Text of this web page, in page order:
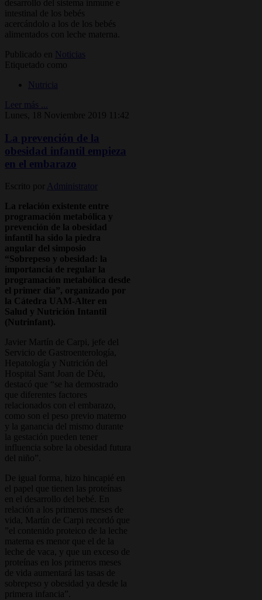
desarrollo del sistema inmune e
intestinal de los bebés
acercándolo a los de los bebés
alimentados con leche materna.
Publicado en
Noticias
Etiquetado como
Nutricia
Leer más ...
Lunes, 18 Noviembre 2019 11:42
La prevención de la
obesidad infantil empieza
en el embarazo
Escrito por
Administrator
La relación existente entre
programación metabólica y
prevención de la obesidad
infantil ha sido la piedra
angular del simposio
“Sobrepeso y obesidad: la
importancia de regular la
programación metabólica desde
el primer día”, organizado por
la Cátedra UAM-Alter en
Salud y Nutrición Intantil
(Nutrinfant).
Javier Martín de Carpi, jefe del
Servicio de Gastroenterología,
Hepatología y Nutrición del
Hospital Sant Joan de Déu,
destacó que “se ha demostrado
que diferentes factores
relacionados con el embarazo,
como son el peso previo materno
y la ganancia del mismo durante
la gestación pueden tener
influencia sobre la obesidad futura
del niño”.
De igual forma, hizo hincapié en
el papel que tienen las proteínas
en el desarrollo del bebé. En
relación a los primeros meses de
vida, Martín de Carpi recordó que
”el contenido proteico de la leche
materna es menor que el de la
leche de vaca, y que un exceso de
proteínas en los primeros meses
de vida aumentará las tasas de
sobrepeso y obesidad ya desde la
primera infancia”.